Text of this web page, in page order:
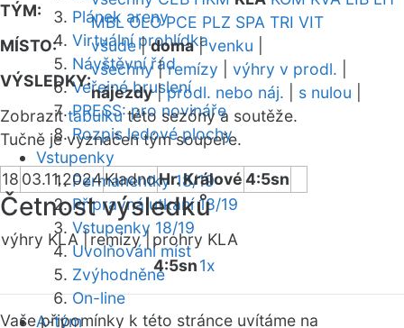
Plánek areny
Virtuální prohlídka
Návštěvní řád
Veřejné bruslení
PRESS: pro novináře
Rozpis ledové plochy
Vstupenky
Permanentky 18/19
Přípravná utkání 18/19
Vstupenky 18/19
Uvolňování míst
Zvýhodněné
On-line
A-tým
TÝM:
MBL OLO PCE PLZ SPA TRI VIT
MÍSTO:
všude|doma|venku
VÝSLEDKY:
všechny|remízy výhry v prodl.
nájezdy|prodl. nebo náj. s nulou
Zobrazittabulkutéto sezóny a soutěže.
Tučně je vyznačen tým soupeře.
18 03.11.2024KladnoHr. Králové4:5sn
Četnost výsledků
výhry KLA |remízy | prohry KLA
4:5sn1x
Vaše připomínky k této stránce uvítáme na